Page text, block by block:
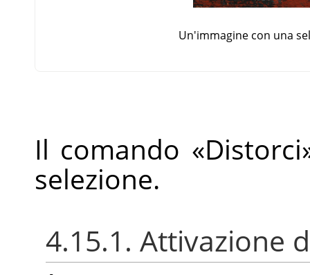
Un'immagine con una
Il comando «Distorci
selezione.
4.15.1. Attivazione